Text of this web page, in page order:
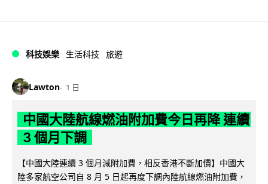
科技娛樂 生活科技 旅遊
Lawton 1 日
中國大陸航線燃油附加費今日再降 連續
3 個月下調
【中國大陸連續 3 個月減附加費，相反香港不斷加價】中國大
陸多家航空公司自 8 月 5 日起再度下調內陸航線燃油附加費，